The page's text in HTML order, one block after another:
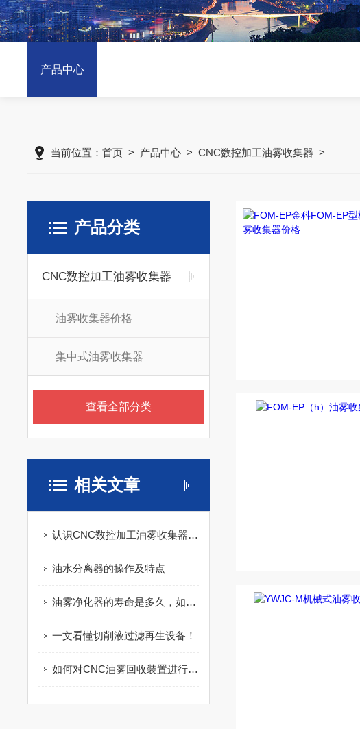
产品中心
当前位置：首页 > 产品中心 >CNC数控加工油雾收集器 >
产品分类
CNC数控加工油雾收集器
油雾收集器价格
集中式油雾收集器
查看全部分类
相关文章
认识CNC数控加工油雾收集器，从它的结构和优势开始
油水分离器的操作及特点
油雾净化器的寿命是多久，如何延长其使用寿命？
一文看懂切削液过滤再生设备！
如何对CNC油雾回收装置进行正确选型？